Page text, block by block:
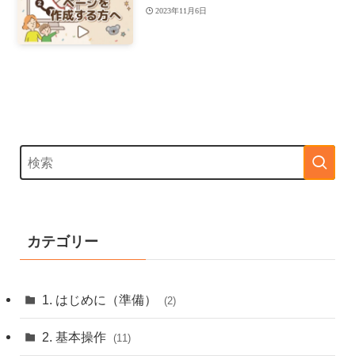
2023年11月6日
カテゴリー
1. はじめに（準備） (2)
2. 基本操作 (11)